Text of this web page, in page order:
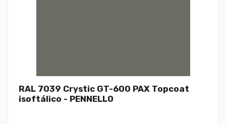
RAL 7039 Crystic GT-600 PAX Topcoat
isoftálico - PENNELLO